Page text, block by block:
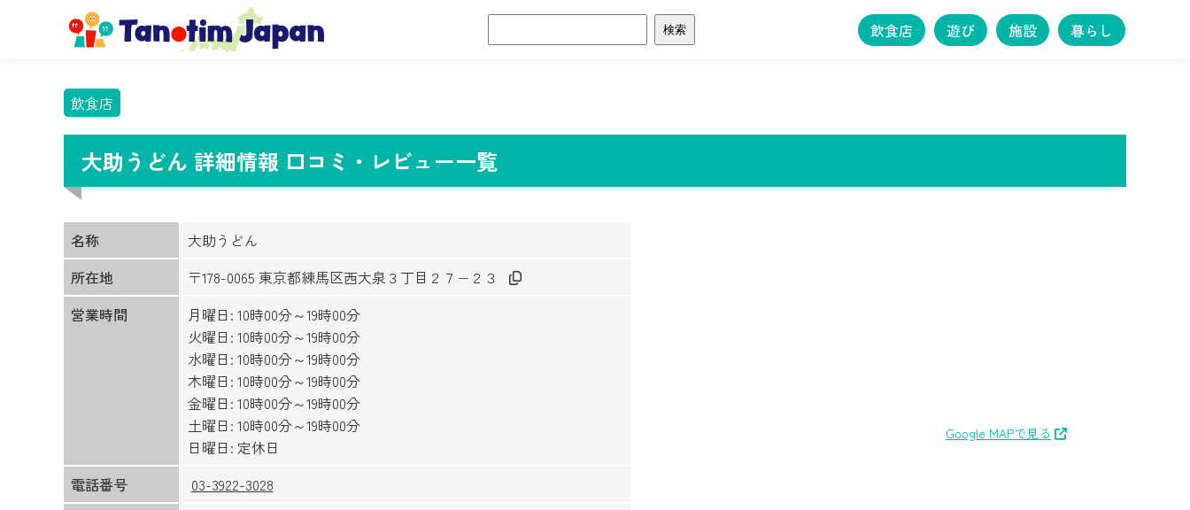
索:
飲食店 遊び 施設 暮らし
飲食店
大助うどん 詳細情報 口コミ・レビュー一覧
名称
大助うどん
所在地
〒178-0065 東京都練馬区西大泉３丁目２７−２３
営業時間
月曜日: 10時00分～19時00分
火曜日: 10時00分～19時00分
水曜日: 10時00分～19時00分
木曜日: 10時00分～19時00分
金曜日: 10時00分～19時00分
土曜日: 10時00分～19時00分
日曜日: 定休日
電話番号
03-3922-3028
Google MAPで見る